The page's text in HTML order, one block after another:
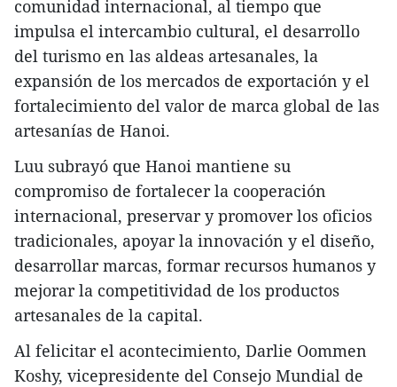
comunidad internacional, al tiempo que
impulsa el intercambio cultural, el desarrollo
del turismo en las aldeas artesanales, la
expansión de los mercados de exportación y el
fortalecimiento del valor de marca global de las
artesanías de Hanoi.
Luu subrayó que Hanoi mantiene su
compromiso de fortalecer la cooperación
internacional, preservar y promover los oficios
tradicionales, apoyar la innovación y el diseño,
desarrollar marcas, formar recursos humanos y
mejorar la competitividad de los productos
artesanales de la capital.
Al felicitar el acontecimiento, Darlie Oommen
Koshy, vicepresidente del Consejo Mundial de